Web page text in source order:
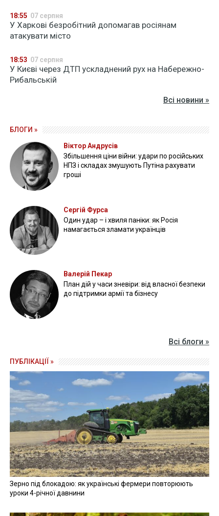
18:55 07 серпня
У Харкові безробітний допомагав росіянам
атакувати місто
18:53 07 серпня
У Києві через ДТП ускладнений рух на Набережно-
Рибальській
Всі новини »
БЛОГИ »
Віктор Андрусів
Збільшення ціни війни: удари по російських
НПЗ і складах змушують Путіна рахувати
гроші
Сергій Фурса
Один удар – і хвиля паніки: як Росія
намагається зламати українців
Валерій Пекар
План дій у часи зневіри: від власної безпеки
до підтримки армії та бізнесу
Всі блоги »
ПУБЛІКАЦІЇ »
Зерно під блокадою: як українські фермери повторюють
уроки 4-річної давнини